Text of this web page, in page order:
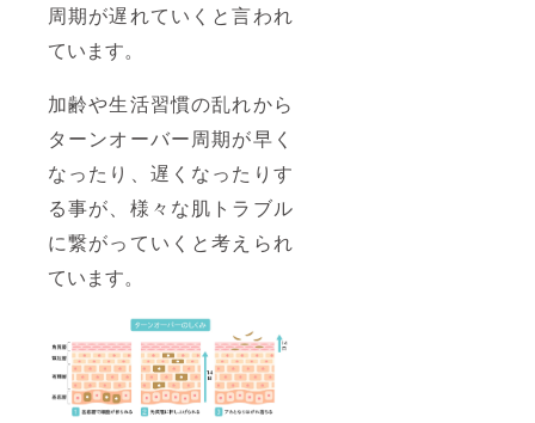
周期が遅れていくと言われ
ています。
加齢や生活習慣の乱れから
ターンオーバー周期が早く
なったり、遅くなったりす
る事が、様々な肌トラブル
に繋がっていくと考えられ
ています。